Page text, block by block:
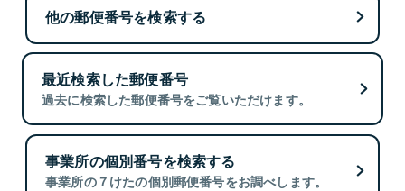
他の郵便番号を検索する
最近検索した郵便番号
過去に検索した郵便番号をご覧いただけます。
事業所の個別番号を検索する
事業所の７けたの個別郵便番号をお調べします。